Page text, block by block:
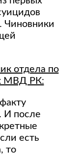
Чиновники
отдела по
МВД РК:
И после
есть
то